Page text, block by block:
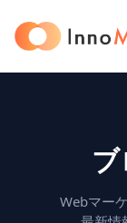
Webマー